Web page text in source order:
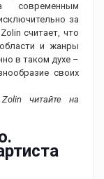
современным
за
считает, что
и жанры
в таком духе –
своих
читайте на